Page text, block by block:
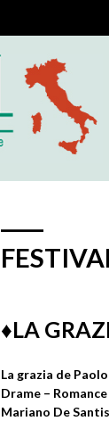
♦️LA
La grazia de
Drame –
Mariano De